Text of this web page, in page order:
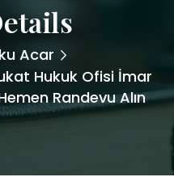
Acar
Hukuk Ofisi İmar
Randevu Alın